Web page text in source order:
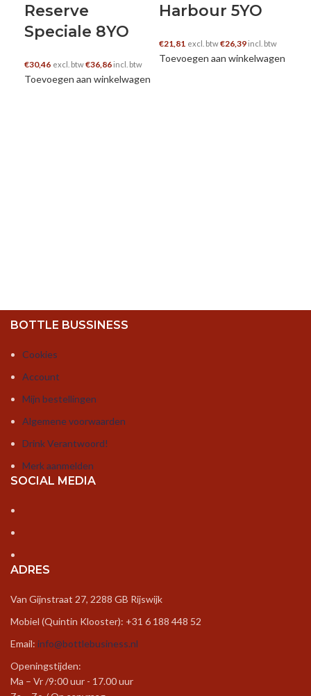
Reserve
Speciale 8YO
€30,46 excl. btw€36,86 incl. btw
Toevoegen aan winkelwagen
Harbour 5YO
€21,81 excl. btw€26,39 incl. btw
Toevoegen aan winkelwagen
BOTTLE BUSSINESS
Cookies
Account
Mijn bestellingen
Algemene voorwaarden
Drink Verantwoord!
Merk aanmelden
SOCIAL MEDIA
ADRES
Van Gijnstraat 27, 2288 GB Rijswijk
Mobiel (Quintin Klooster): +31 6 188 448 52
Email: info@bottlebusiness.nl
Openingstijden:
Ma – Vr /9:00 uur - 17.00 uur